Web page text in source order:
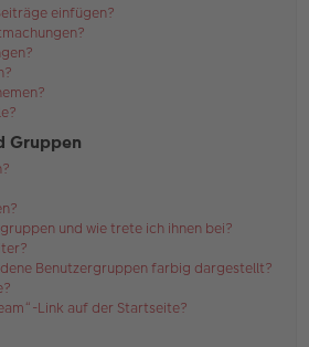
einfügen?
Gruppen
und wie trete ich ihnen bei?
Benutzergruppen farbig dargestellt?
Link auf der Startseite?